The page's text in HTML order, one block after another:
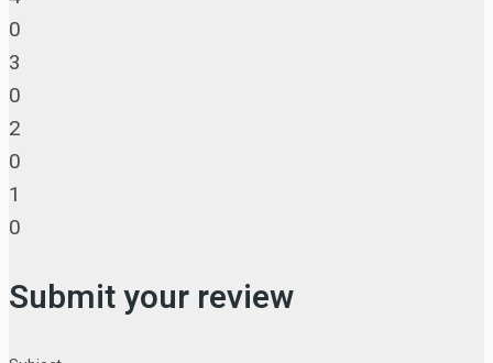
0
3
0
2
0
1
0
Submit your review